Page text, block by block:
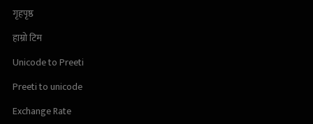
गृहपृष्ठ
हाम्रो टिम
Unicode to Preeti
Preeti to unicode
Exchange Rate